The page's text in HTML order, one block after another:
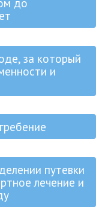
за который
и
путевки
лечение и